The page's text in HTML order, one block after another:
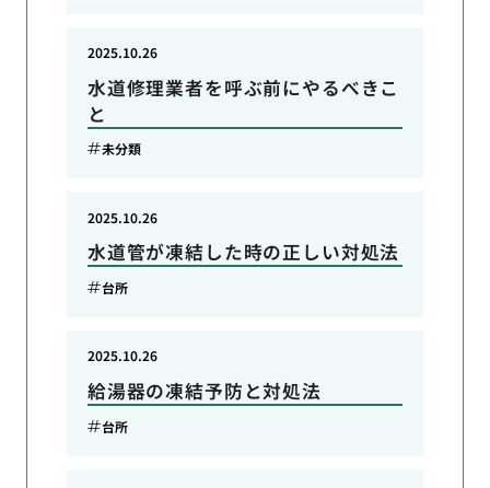
水道修理業者を呼ぶ前にやるべきこ
と
2025.10.26
未分類
水道管が凍結した時の正しい対処法
2025.10.26
台所
給湯器の凍結予防と対処法
2025.10.26
台所